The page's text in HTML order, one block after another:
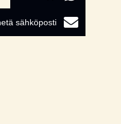
sähköposti